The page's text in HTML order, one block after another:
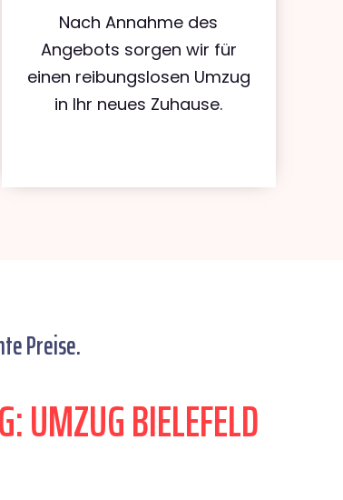
Nach Annahme des
Angebots sorgen wir für
einen reibungslosen Umzug
in Ihr neues Zuhause.
Preise.
UMZUG BIELEFELD